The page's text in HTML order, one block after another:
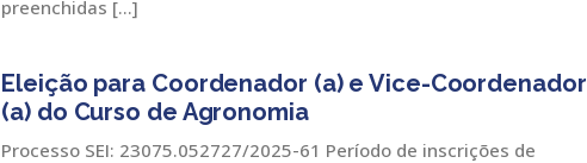
preenchidas […]
Eleição para Coordenador (a) e Vice-Coordenador
(a) do Curso de Agronomia
Processo SEI: 23075.052727/2025-61 Período de inscrições de